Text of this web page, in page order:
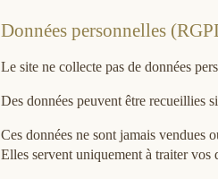
Données personnelles
Le site ne collecte pas de données
Des données peuvent être recueillies
Ces données ne sont jamais vendues
Elles servent uniquement à traiter vos